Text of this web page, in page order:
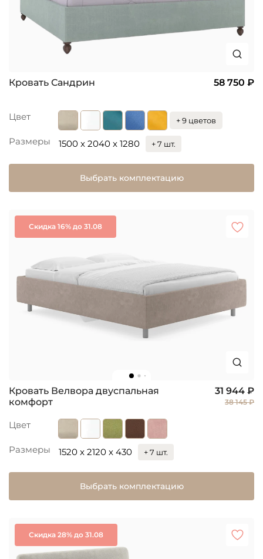
Кровать Сандрин 58 750 ₽
Цвет + 9 цветов
Размеры 1500 x 2040 x 1280 + 7 шт.
Выбрать комплектацию
Скидка 16% до 31.08
Кровать Велвора двуспальная
комфорт
31 944 ₽
38 145 ₽
Цвет
Размеры 1520 x 2120 x 430 + 7 шт.
Выбрать комплектацию
Скидка 28% до 31.08